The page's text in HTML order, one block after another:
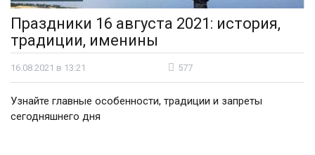
Праздники 16 августа 2021: история,
традиции, именины
16.08.2021 в 13:21 577
Узнайте главные особенности, традиции и запреты
сегодняшнего дня